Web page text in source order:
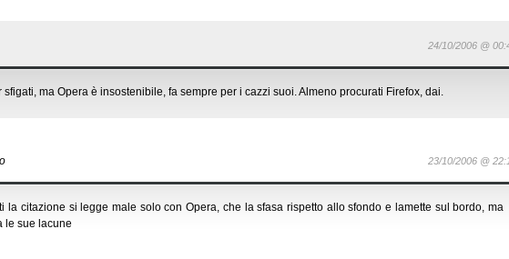
24/10/2006 @
sfigati, ma Opera è insostenibile, fa sempre per i cazzi suoi. Almeno procurati Firefox, dai.
23/10/2006 @
la citazione si legge male solo con Opera, che la sfasa rispetto allo sfondo e lamette sul bordo, ma
le sue lacune